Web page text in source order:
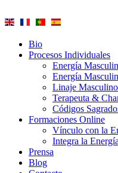
Bio
Procesos Individuales
Energía
Energía
Linaje Masculino
Terapeuta &
Códigos
Formaciones Online
Vínculo con la
Integra la
Prensa
Blog